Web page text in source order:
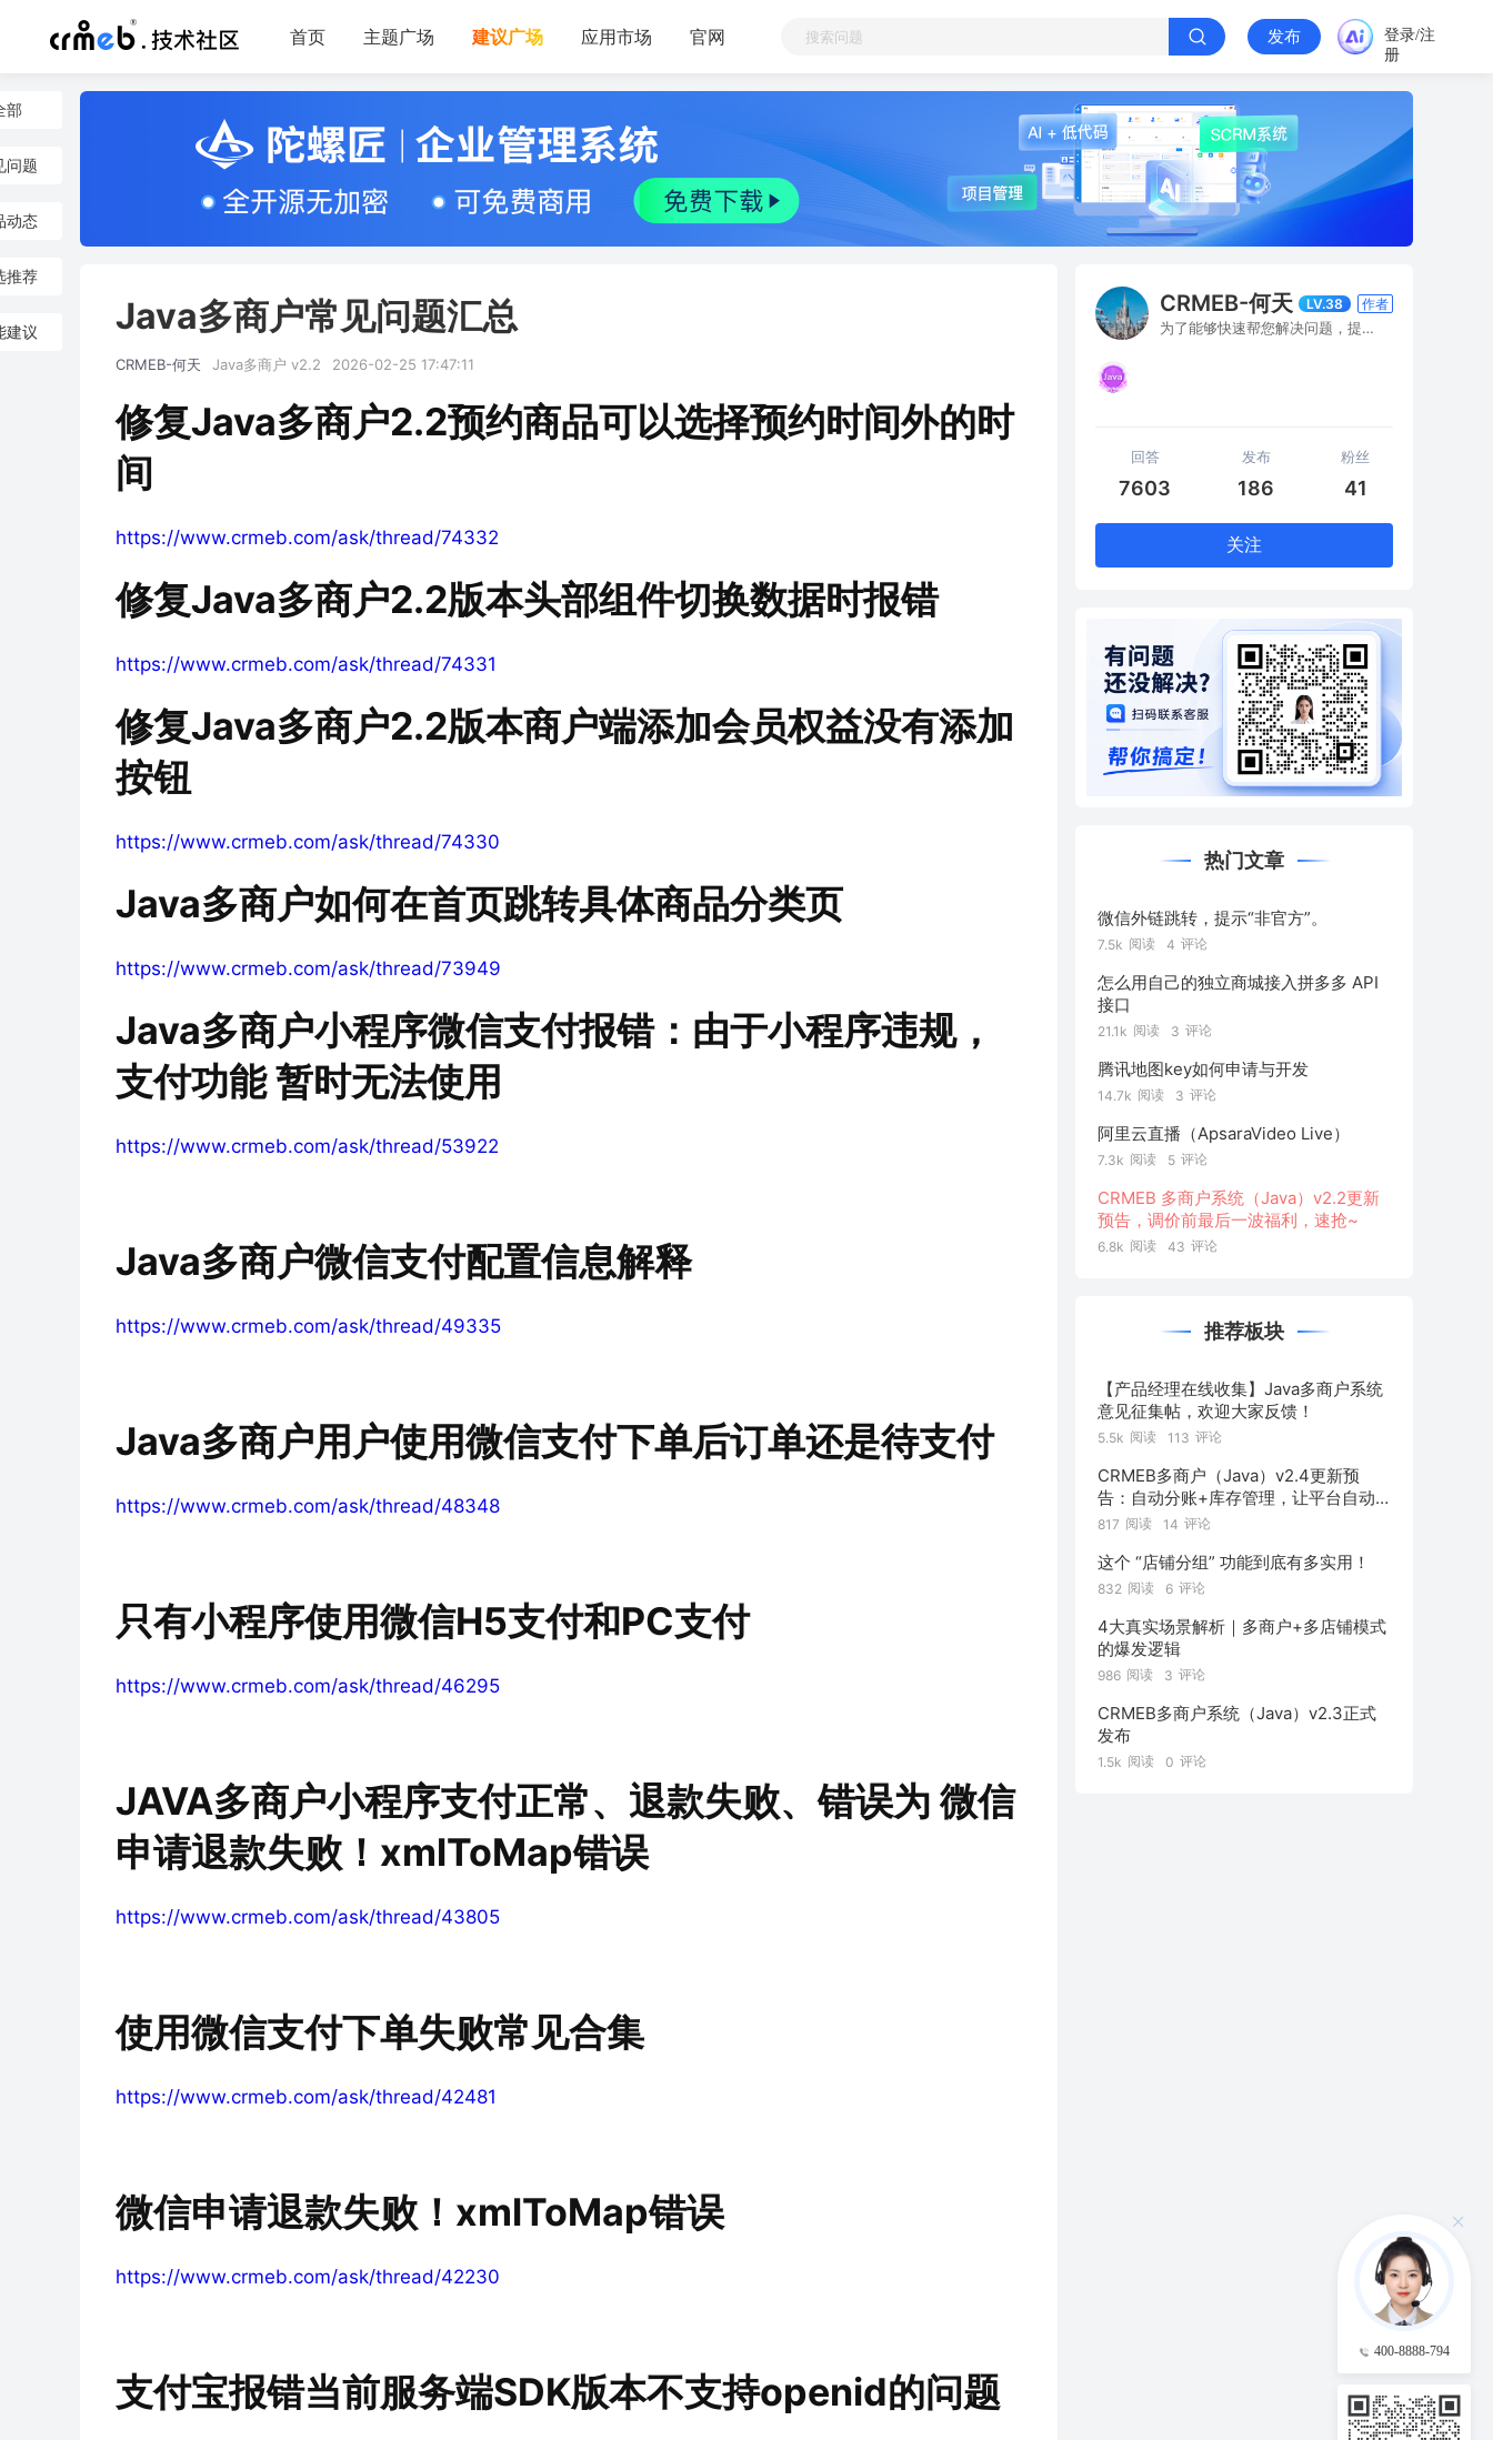
首页 主题广场 建议广场 应用市场 官网 发布
登录/注
册
部
问题
动态
推荐
建议 Java多商户常见问题汇总
CRMEB-何天 Java多商户 v2.2 2026-02-25 17:47:11
修复Java多商户2.2预约商品可以选择预约时间外的时
间
https://www.crmeb.com/ask/thread/74332
修复Java多商户2.2版本头部组件切换数据时报错
https://www.crmeb.com/ask/thread/74331
修复Java多商户2.2版本商户端添加会员权益没有添加
按钮
https://www.crmeb.com/ask/thread/74330
Java多商户如何在首页跳转具体商品分类页
https://www.crmeb.com/ask/thread/73949
Java多商户小程序微信支付报错：由于小程序违规，
支付功能 暂时无法使用
https://www.crmeb.com/ask/thread/53922
Java多商户微信支付配置信息解释
https://www.crmeb.com/ask/thread/49335
Java多商户用户使用微信支付下单后订单还是待支付
https://www.crmeb.com/ask/thread/48348
只有小程序使用微信H5支付和PC支付
https://www.crmeb.com/ask/thread/46295
JAVA多商户小程序支付正常、退款失败、错误为 微信
申请退款失败！xmlToMap错误
https://www.crmeb.com/ask/thread/43805
使用微信支付下单失败常见合集
https://www.crmeb.com/ask/thread/42481
微信申请退款失败！xmlToMap错误
https://www.crmeb.com/ask/thread/42230
支付宝报错当前服务端SDK版本不支持openid的问题
CRMEB-何天 LV.38 作者
为了能够快速帮您解决问题，提问时请描述下具体做了哪些操作，什么情况下出现的问题，最好能有错误截图或操作流程，感谢您的理解和支持
回答
7603
发布
186
粉丝
41
关注
热门文章
微信外链跳转，提示“非官方”。
7.5k 阅读 4 评论
怎么用自己的独立商城接入拼多多 API
接口
21.1k 阅读 3 评论
腾讯地图key如何申请与开发
14.7k 阅读 3 评论
阿里云直播（ApsaraVideo Live）
7.3k 阅读 5 评论
CRMEB 多商户系统（Java）v2.2更新
预告，调价前最后一波福利，速抢~
6.8k 阅读 43 评论
推荐板块
【产品经理在线收集】Java多商户系统
意见征集帖，欢迎大家反馈！
5.5k 阅读 113 评论
CRMEB多商户（Java）v2.4更新预
告：自动分账+库存管理，让平台自动
管好“钱和货”！
817 阅读 14 评论
这个 “店铺分组” 功能到底有多实用！
832 阅读 6 评论
4大真实场景解析｜多商户+多店铺模式
的爆发逻辑
986 阅读 3 评论
CRMEB多商户系统（Java）v2.3正式
发布
1.5k 阅读 0 评论
400-8888-794